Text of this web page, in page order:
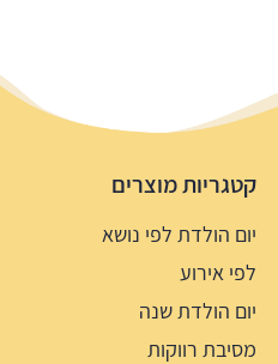
קטגריות מוצרים
יום הולדת לפי נושא
לפי אירוע
יום הולדת שנה
מסיבת רווקות